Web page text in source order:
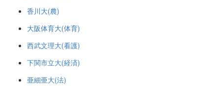
香川大(農)
大阪体育大(体育)
西武文理大(看護)
下関市立大(経済)
亜細亜大(法)